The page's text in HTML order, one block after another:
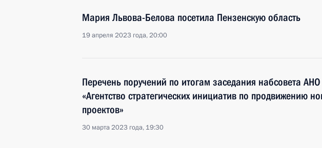
Мария Львова-Белова посетила Пензенскую область
19 апреля 2023 года, 20:00
Перечень поручений по итогам заседания набсовета АНО
«Агентство стратегических инициатив по продвижению
проектов»
30 марта 2023 года, 19:30